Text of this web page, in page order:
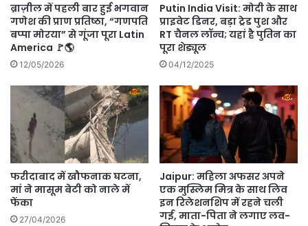
ब्राज़ील में पहली बार हुई भगवान
गणेश की प्राण प्रतिष्ठा, “गणपति
बप्पा मोरया” से गूंजा पूरा Latin
America 🚩🌎
12/05/2026
Putin India Visit: मोदी के साथ
प्राइवेट डिनर, बड़ा ट्रेड पुश और
RT चैनल लॉन्च; यहां है पुतिन का
पूरा शेड्यूल
04/12/2025
फरीदाबाद में खौफनाक घटना,
मां ने मासूम बेटी को नाले में
फेंका
27/04/2026
Jaipur: महिला अफसर अपने
एक मुस्लिम मित्र के साथ लिव
इन रिलेशनशिप में रहने चली
गई, माता-पिता ने लगाए लव-